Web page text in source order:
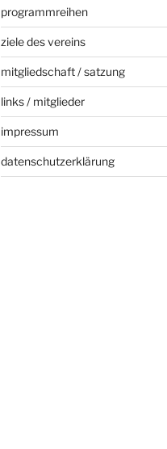
programmreihen
ziele des vereins
mitgliedschaft / satzung
links / mitglieder
impressum
datenschutzerklärung